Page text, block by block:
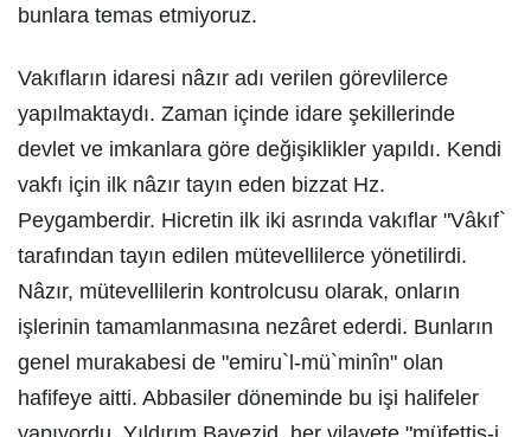
bunlara temas etmiyoruz.
Vakıfların idaresi nâzır adı verilen görevlilerce
yapılmaktaydı. Zaman içinde idare şekillerinde
devlet ve imkanlara göre değişiklikler yapıldı. Kendi
vakfı için ilk nâzır tayın eden bizzat Hz.
Peygamberdir. Hicretin ilk iki asrında vakıflar "Vâkıf`
tarafından tayın edilen mütevellilerce yönetilirdi.
Nâzır, mütevellilerin kontrolcusu olarak, onların
işlerinin tamamlanmasına nezâret ederdi. Bunların
genel murakabesi de "emiru`l-mü`minîn" olan
hafifeye aitti. Abbasiler döneminde bu işi halifeler